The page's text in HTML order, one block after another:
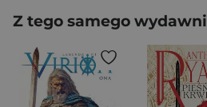
Z tego samego